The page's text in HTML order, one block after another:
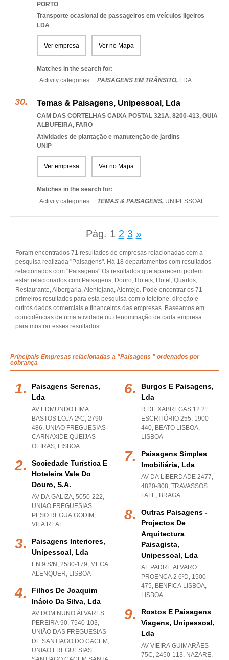
PORTO
Transporte ocasional de passageiros em veículos ligeiros
LDA
Ver empresa Ver no Mapa
Matches in the search for:
Activity categories: ...PAISAGENS EM TRÂNSITO, LDA...
Temas & Paisagens, Unipessoal, Lda
CAM DAS CORTELHAS CAIXA POSTAL 321A, 8200-413, GUIA
ALBUFEIRA, FARO
Atividades de plantação e manutenção de jardins
UNIP
Ver empresa Ver no Mapa
Matches in the search for:
Activity categories: ...TEMAS & PAISAGENS, UNIPESSOAL...
Pág. 1 2 3 »
Foram encontrados 71 resultados de empresas relacionadas com a
pesquisa realizada "Paisagens". Há 18 departamentos com resultados
relacionados com "Paisagens".Os resultados que aparecem podem
estar relacionados com Paisagens, Douro, Hoteis, Hotel, Quartos,
Restaurante, Albergaria, Alentejana, Alentejo. Pode encontrar os 71
primeiros resultados para esta pesquisa com o telefone, direção e
outros dados comerciais e financeiros das empresas. Baseamos em
coincidências de uma atividade ou denominação de cada empresa
para mostrar esses resultados.
Principais Empresas relacionadas a "Paisagens " ordenados por
cobrança
Paisagens Serenas,
Lda
AV EDMUNDO LIMA
BASTOS LOJA 2ºC, 2790-
486, UNIAO FREGUESIAS
CARNAXIDE QUEIJAS
OEIRAS, LISBOA
Sociedade Turística E
Hoteleira Vale Do
Douro, S.a.
AV DA GALIZA, 5050-222,
UNIAO FREGUESIAS
PESO REGUA GODIM ,
VILA REAL
Paisagens Interiores,
Unipessoal, Lda
EN 9 S/N, 2580-179, MECA
ALENQUER, LISBOA
Filhos De Joaquim
Inácio Da Silva, Lda
AV DOM NUNO ÁLVARES
PEREIRA 90, 7540-103,
UNIÃO DAS FREGUESIAS
DE SANTIAGO DO CACEM ,
UNIAO FREGUESIAS
Burgos E Paisagens,
Lda
R DE XABREGAS 12 2º
ESCRITÓRIO 255, 1900-
440, BEATO LISBOA,
LISBOA
Paisagens Simples
Imobiliária, Lda
AV DA LIBERDADE 2477,
4820-808, TRAVASSOS
FAFE, BRAGA
Outras Paisagens -
Projectos De
Arquitectura
Paisagista,
Unipessoal, Lda
AL PADRE ALVARO
PROENÇA 2 6ºD, 1500-
475, BENFICA LISBOA,
LISBOA
Rostos E Paisagens
Viagens, Unipessoal,
Lda
AV VIEIRA GUIMARÃES
75C, 2450-113, NAZARE,